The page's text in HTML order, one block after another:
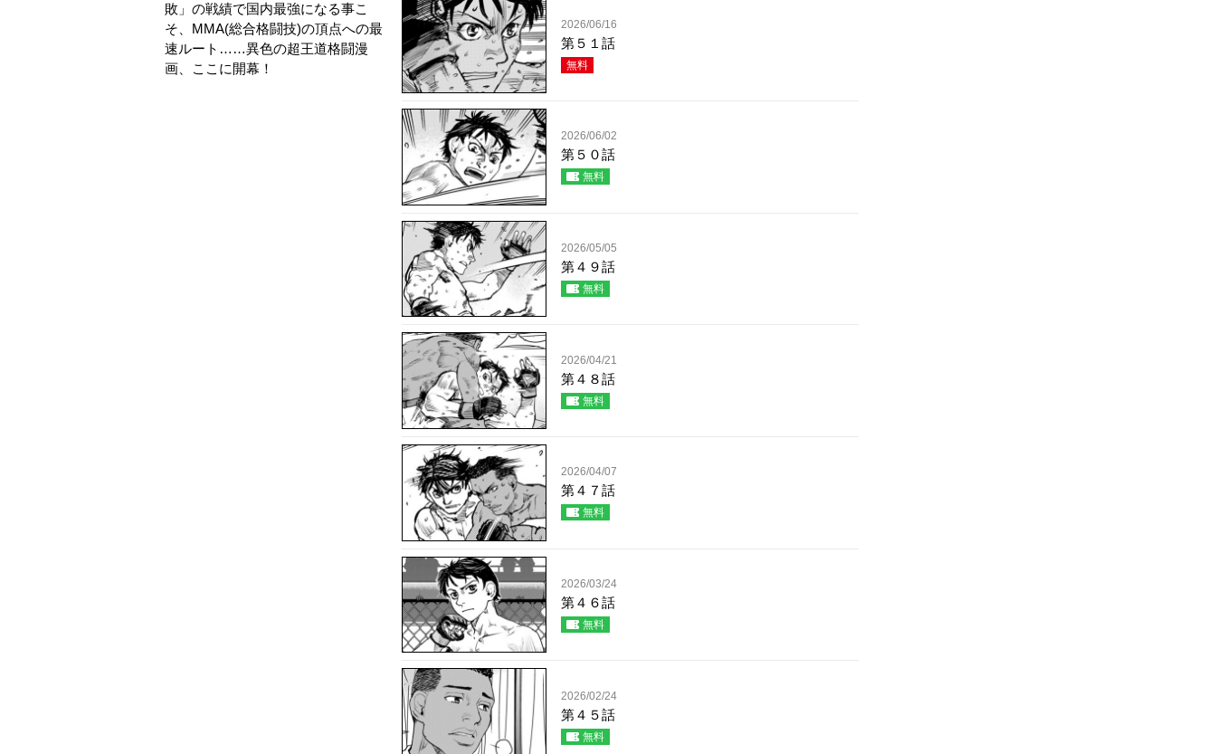
敗」の戦績で国内最強になる事こ
そ、MMA(総合格闘技)の頂点への最
速ルート……異色の超王道格闘漫
画、ここに開幕！
2026/06/16
第５１話
無料
2026/06/02
第５０話
無料
2026/05/05
第４９話
無料
2026/04/21
第４８話
無料
2026/04/07
第４７話
無料
2026/03/24
第４６話
無料
2026/02/24
第４５話
無料